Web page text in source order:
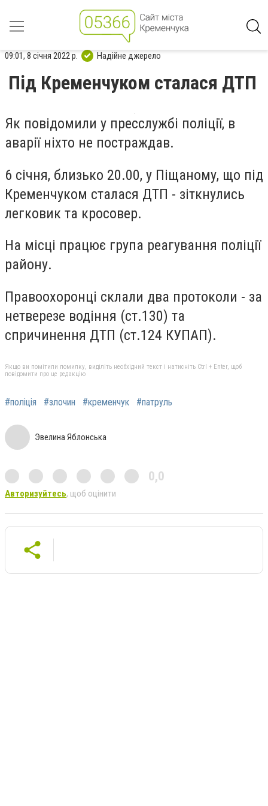
09:01, 8 січня 2022 р. Надійне джерело
Під Кременчуком сталася ДТП
Як повідомили у пресслужбі поліції, в
аварії ніхто не постраждав.
6 січня, близько 20.00, у Піщаному, що під
Кременчуком сталася ДТП - зіткнулись
легковик та кросовер.
На місці працює група реагування поліції
району.
Правоохоронці склали два протоколи - за
нетверезе водіння (ст.130) та
спричинення ДТП (ст.124 КУПАП).
Якщо ви помітили помилку, виділіть необхідний текст і натисніть Ctrl + Enter, щоб
повідомити про це редакцію
#поліція #злочин #кременчук #патруль
Эвелина Яблонська
0,0
Авторизуйтесь, щоб оцінити